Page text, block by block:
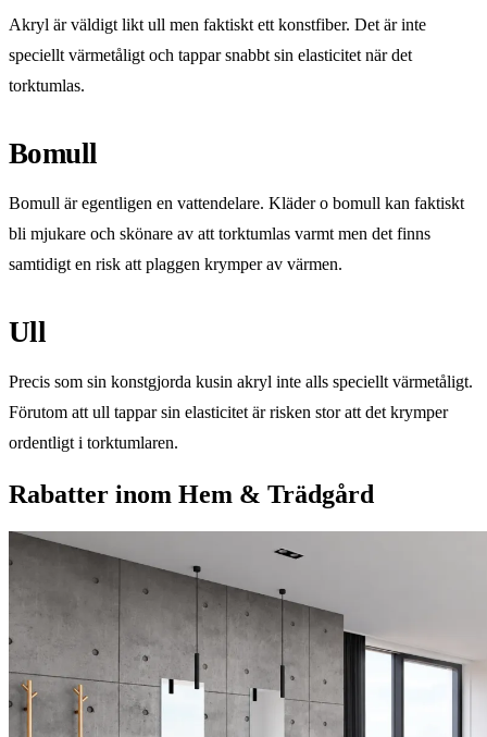
Akryl är väldigt likt ull men faktiskt ett konstfiber. Det är inte
speciellt värmetåligt och tappar snabbt sin elasticitet när det
torktumlas.
Bomull
Bomull är egentligen en vattendelare. Kläder o bomull kan faktiskt
bli mjukare och skönare av att torktumlas varmt men det finns
samtidigt en risk att plaggen krymper av värmen.
Ull
Precis som sin konstgjorda kusin akryl inte alls speciellt värmetåligt.
Förutom att ull tappar sin elasticitet är risken stor att det krymper
ordentligt i torktumlaren.
Rabatter inom Hem & Trädgård